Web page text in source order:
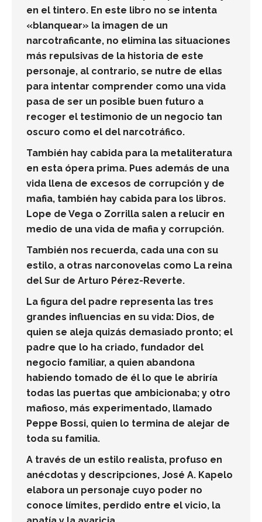
en el tintero. En este libro no se intenta
«blanquear» la imagen de un
narcotraficante, no elimina las situaciones
más repulsivas de la historia de este
personaje, al contrario, se nutre de ellas
para intentar comprender como una vida
pasa de ser un posible buen futuro a
recoger el testimonio de un negocio tan
oscuro como el del narcotráfico.
También hay cabida para la metaliteratura
en esta ópera prima. Pues además de una
vida llena de excesos de corrupción y de
mafia, también hay cabida para los libros.
Lope de Vega o Zorrilla salen a relucir en
medio de una vida de mafia y corrupción.
También nos recuerda, cada una con su
estilo, a otras narconovelas como La reina
del Sur de Arturo Pérez-Reverte.
La figura del padre representa las tres
grandes influencias en su vida: Dios, de
quien se aleja quizás demasiado pronto; el
padre que lo ha criado, fundador del
negocio familiar, a quien abandona
habiendo tomado de él lo que le abriría
todas las puertas que ambicionaba; y otro
mafioso, más experimentado, llamado
Peppe Bossi, quien lo termina de alejar de
toda su familia.
A través de un estilo realista, profuso en
anécdotas y descripciones, José A. Kapelo
elabora un personaje cuyo poder no
conoce límites, perdido entre el vicio, la